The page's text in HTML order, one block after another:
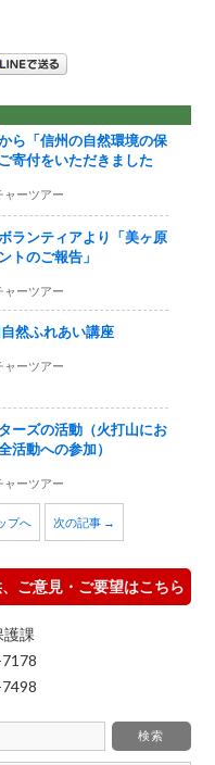
ら「信州の自然環境の保
寄付をいただきました
ャーツアー
ランティアより「美ヶ原
トのご報告」
ャーツアー
然ふれあい講座
ャーツアー
ーズの活動（火打山にお
活動への参加）
ャーツアー
プへ 次の記事 →
ご意見・ご要望はこちら
護課